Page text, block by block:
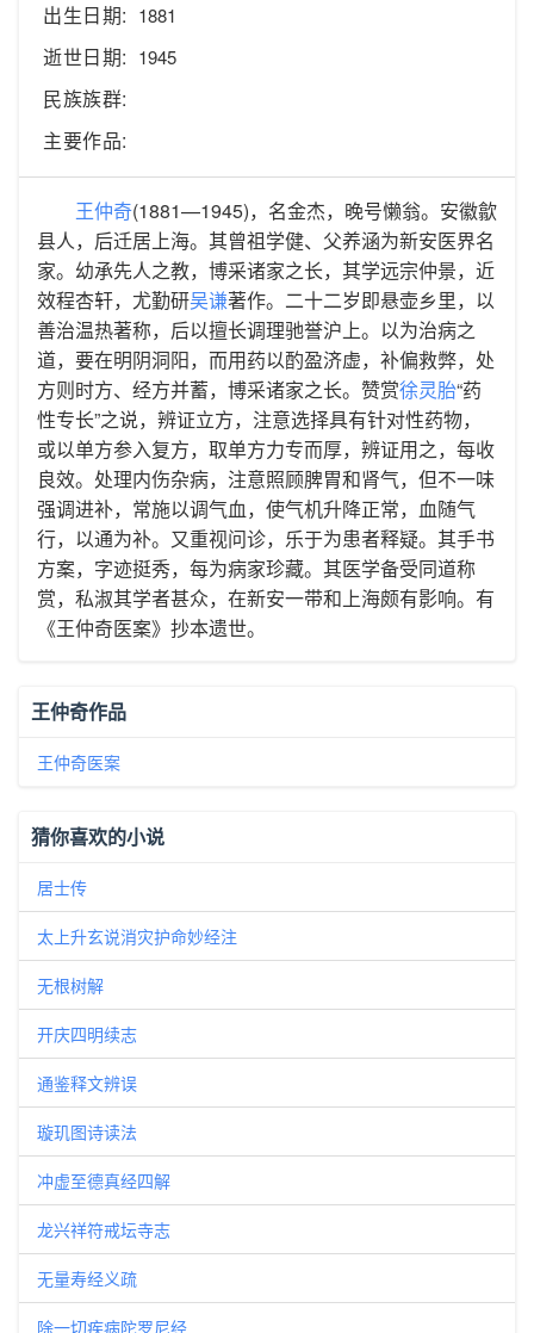
出生日期: 1881
逝世日期: 1945
民族族群:
主要作品:
王仲奇(1881—1945)，名金杰，晚号懒翁。安徽歙
县人，后迁居上海。其曾祖学健、父养涵为新安医界名
家。幼承先人之教，博采诸家之长，其学远宗仲景，近
效程杏轩，尤勤研吴谦著作。二十二岁即悬壶乡里，以
善治温热著称，后以擅长调理驰誉沪上。以为治病之
道，要在明阴洞阳，而用药以酌盈济虚，补偏救弊，处
方则时方、经方并蓄，博采诸家之长。赞赏徐灵胎“药
性专长”之说，辨证立方，注意选择具有针对性药物，
或以单方参入复方，取单方力专而厚，辨证用之，每收
良效。处理内伤杂病，注意照顾脾胃和肾气，但不一味
强调进补，常施以调气血，使气机升降正常，血随气
行，以通为补。又重视问诊，乐于为患者释疑。其手书
方案，字迹挺秀，每为病家珍藏。其医学备受同道称
赏，私淑其学者甚众，在新安一带和上海颇有影响。有
《王仲奇医案》抄本遗世。
王仲奇作品
王仲奇医案
猜你喜欢的小说
居士传
太上升玄说消灾护命妙经注
无根树解
开庆四明续志
通鉴释文辨误
璇玑图诗读法
冲虚至德真经四解
龙兴祥符戒坛寺志
无量寿经义疏
除一切疾病陀罗尼经